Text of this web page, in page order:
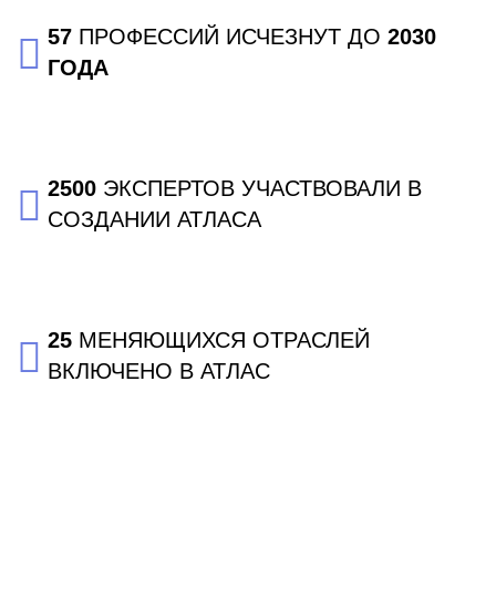
57 ПРОФЕССИЙ ИСЧЕЗНУТ ДО 2030
ГОДА
2500 ЭКСПЕРТОВ УЧАСТВОВАЛИ В
СОЗДАНИИ АТЛАСА
25 МЕНЯЮЩИХСЯ ОТРАСЛЕЙ
ВКЛЮЧЕНО В АТЛАС